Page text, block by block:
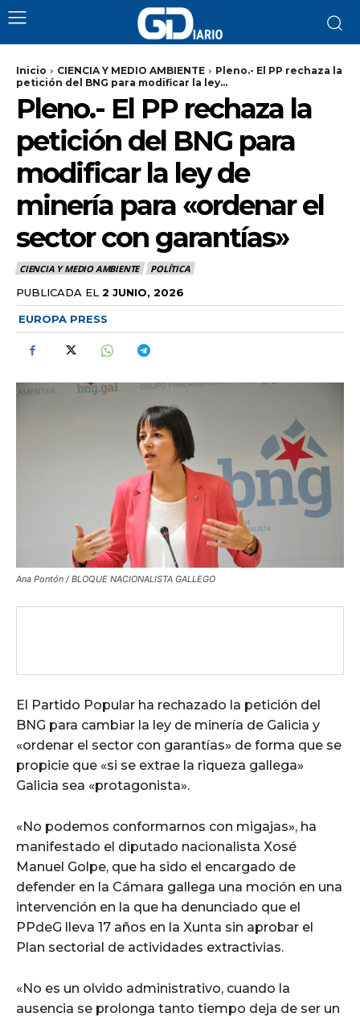
Inicio CIENCIA Y MEDIO AMBIENTE
Pleno.- El PP rechaza la
petición del BNG para modificar la ley...
Pleno.- El PP rechaza la
petición del BNG para
modificar la ley de
minería para «ordenar el
sector con garantías»
CIENCIA Y MEDIO AMBIENTE POLÍTICA
PUBLICADA EL 2 JUNIO, 2026
EUROPA PRESS
Ana Pontón / BLOQUE NACIONALISTA GALLEGO
El Partido Popular ha rechazado la petición del
BNG para cambiar la ley de minería de Galicia y
«ordenar el sector con garantías» de forma que se
propicie que «si se extrae la riqueza gallega»
Galicia sea «protagonista».
«No podemos conformarnos con migajas», ha
manifestado el diputado nacionalista Xosé
Manuel Golpe, que ha sido el encargado de
defender en la Cámara gallega una moción en una
intervención en la que ha denunciado que el
PPdeG lleva 17 años en la Xunta sin aprobar el
Plan sectorial de actividades extractivias.
«No es un olvido administrativo, cuando la
ausencia se prolonga tanto tiempo deja de ser un